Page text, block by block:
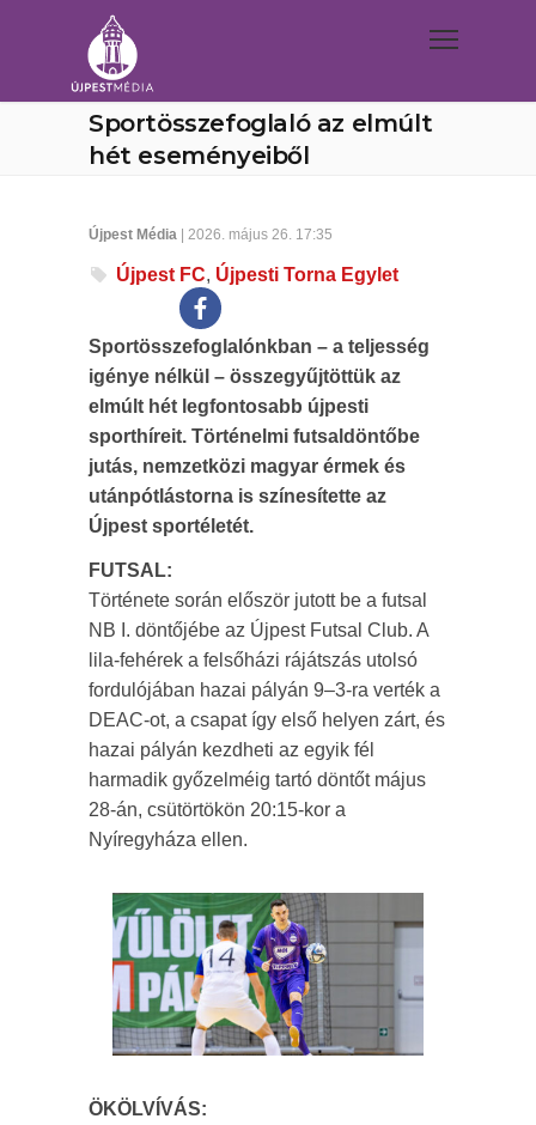
Sportösszefoglaló az elmúlt
hét eseményeiből
Újpest Média | 2026. május 26. 17:35
Újpest FC, Újpesti Torna Egylet
Sportösszefoglalónkban – a teljesség
igénye nélkül – összegyűjtöttük az
elmúlt hét legfontosabb újpesti
sporthíreit. Történelmi futsaldöntőbe
jutás, nemzetközi magyar érmek és
utánpótlástorna is színesítette az
Újpest sportéletét.
FUTSAL:
Története során először jutott be a futsal
NB I. döntőjébe az Újpest Futsal Club. A
lila-fehérek a felsőházi rájátszás utolsó
fordulójában hazai pályán 9–3-ra verték a
DEAC-ot, a csapat így első helyen zárt, és
hazai pályán kezdheti az egyik fél
harmadik győzelméig tartó döntőt május
28-án, csütörtökön 20:15-kor a
Nyíregyháza ellen.
ÖKÖLVÍVÁS: